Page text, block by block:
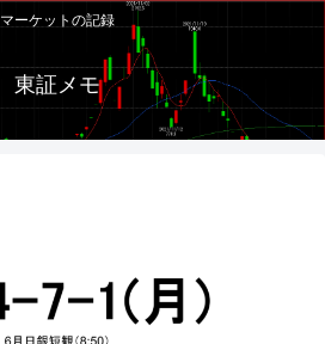
マーケットの記録
東証メモ